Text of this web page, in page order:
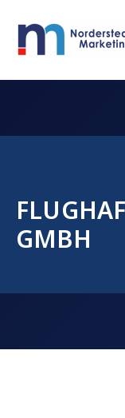
Inhalt
springen
GMBH